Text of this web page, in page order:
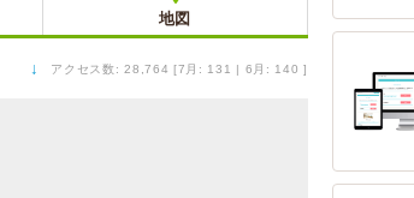
地図
↓ アクセス数: 28,764 [7月: 131 | 6月: 140 ]